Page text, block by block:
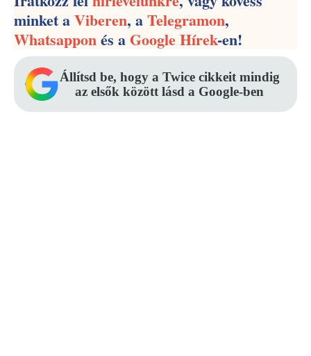
minket aViberen, aTelegramon,
Whatsapponés aGoogle Hírek-en!
Állítsd be, hogy a Twice cikkeit mindig
az elsők között lásd a Google-ben